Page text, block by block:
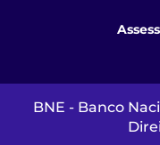
BNE - Banco